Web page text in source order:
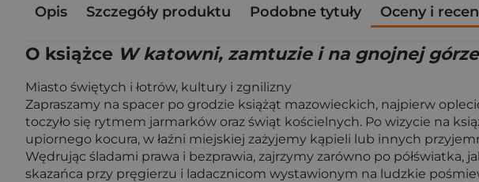
Opis Szczegóły produktu Podobne tytuły Oceny i
O książce W katowni, zamtuzie i na gnojnej
Miasto świętych i łotrów, kultury i zgnilizny
Zapraszamy na spacer po grodzie książąt mazowieckich, najpierw
toczyło się rytmem jarmarków oraz świąt kościelnych. Po wizycie na
upiornego kocura, w łaźni miejskiej zażyjemy kąpieli lub innych
Wędrując śladami prawa i bezprawia, zajrzymy zarówno po
skazańca przy pręgierzu i ladacznicom wystawionym na ludzkie